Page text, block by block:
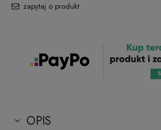
zapytaj o produkt
OPIS